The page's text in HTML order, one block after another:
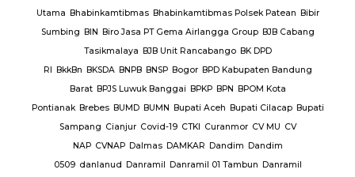
Utama Bhabinkamtibmas Bhabinkamtibmas Polsek Patean Bibir
Sumbing BIN Biro Jasa PT Gema Airlangga Group BJB Cabang
Tasikmalaya BJB Unit Rancabango BK DPD
RI BkkBn BKSDA BNPB BNSP Bogor BPD Kabupaten Bandung
Barat BPJS Luwuk Banggai BPKP BPN BPOM Kota
Pontianak Brebes BUMD BUMN Bupati Aceh Bupati Cilacap Bupati
Sampang Cianjur Covid-19 CTKI Curanmor CV MU CV
NAP CVNAP Dalmas DAMKAR Dandim Dandim
0509 danlanud Danramil Danramil 01 Tambun Danramil